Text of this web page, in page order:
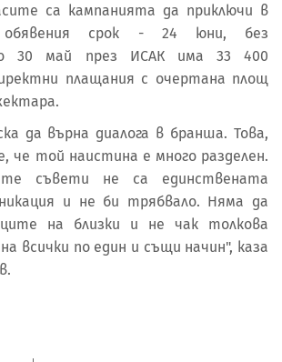
са кампанията да приключи в
обявения срок - 24 юни, без
30 май през ИСАК има 33 400
плащания с очертана площ
да върна диалога в бранша. Това,
че той наистина е много разделен.
съвети не са единствената
и не би трябвало. Няма да
на близки и не чак толкова
всички по един и същи начин", каза